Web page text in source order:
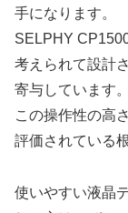
手になります。
SELPHY
考えられて設計
寄与しています。
この操作性の高
評価されている
使いやすい液晶